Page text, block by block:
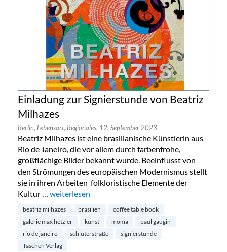
Einladung zur Signierstunde von Beatriz
Milhazes
Berlin, Lebensart, Regionales, 12. September 2023
Beatriz Milhazes ist eine brasilianische Künstlerin aus
Rio de Janeiro, die vor allem durch farbenfrohe,
großflächige Bilder bekannt wurde. Beeinflusst von
den Strömungen des europäischen Modernismus stellt
sie in ihren Arbeiten folkloristische Elemente der
Kultur … „Einladung zur Signierstunde von Beatriz Milhazes“
weiterlesen
beatriz milhazes brasilien
coffee table book
galerie max hetzler
kunst moma
paul gaugin
rio de janeiro
schlüterstraße
signierstunde
Taschen Verlag